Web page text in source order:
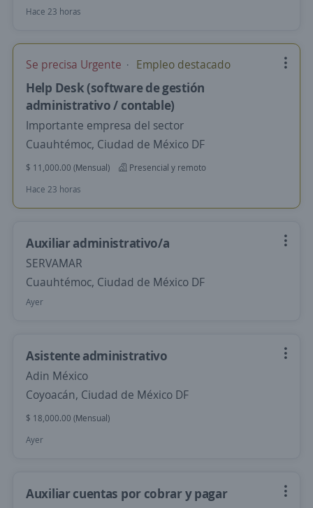
Hace 23 horas
Se precisa Urgente Empleo destacado
Help Desk (software de gestión
administrativo / contable)
Importante empresa del sector
Cuauhtémoc, Ciudad de México DF
$ 11,000.00 (Mensual)
Presencial y remoto
Hace 23 horas
Auxiliar administrativo/a
SERVAMAR
Cuauhtémoc, Ciudad de México DF
Ayer
Asistente administrativo
Adin México
Coyoacán, Ciudad de México DF
$ 18,000.00 (Mensual)
Ayer
Auxiliar cuentas por cobrar y pagar